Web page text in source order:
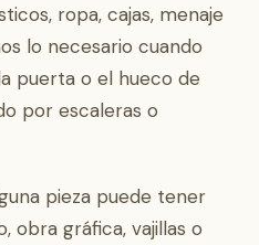
ropa, cajas, menaje
lo necesario cuando
puerta o el hueco de
por escaleras o
pieza puede tener
obra gráfica, vajillas o